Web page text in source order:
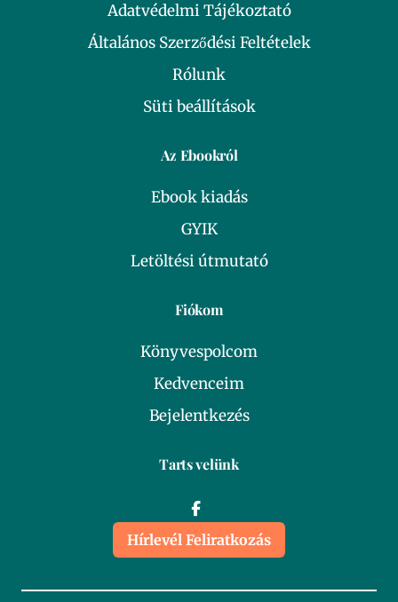
Adatvédelmi Tájékoztató
Általános Szerződési Feltételek
Rólunk
Süti beállítások
Az Ebookról
Ebook kiadás
GYIK
Letöltési útmutató
Fiókom
Könyvespolcom
Kedvenceim
Bejelentkezés
Tarts velünk
Hírlevél Feliratkozás